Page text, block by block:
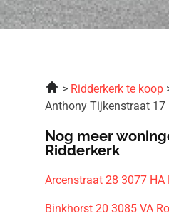
Ridderkerk te koop
Anthony Tijkenstraat 17
Nog meer
Ridderkerk
Arcenstraat 28 3077 HA
Binkhorst 20 3085 VA